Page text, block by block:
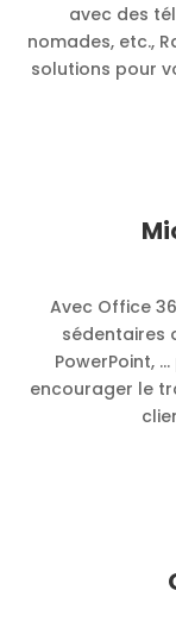
avec des
nomades, etc.,
solutions pour
Avec Office
sédentaires
PowerPoint,
encourager le